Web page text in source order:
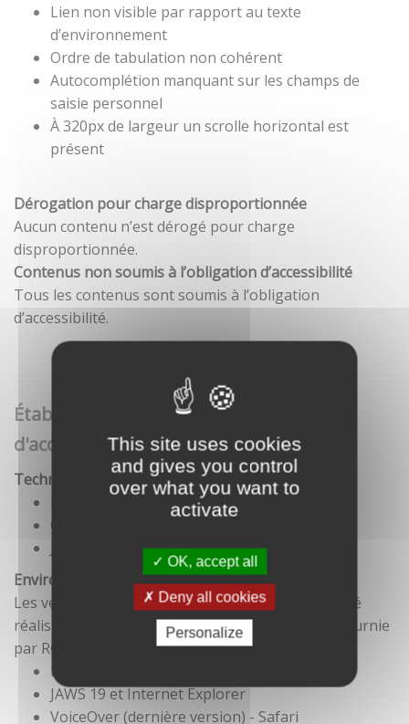
This site uses cookies
and gives you control
over what you want to
activate
OK, accept all
Deny all cookies
Personalize
Lien non visible par rapport au texte
d’environnement
Ordre de tabulation non cohérent
Autocomplétion manquant sur les champs de
saisie personnel
À 320px de largeur un scrolle horizontal est
présent
Dérogation pour charge disproportionnée
Aucun contenu n’est dérogé pour charge
disproportionnée.
Contenus non soumis à l’obligation d’accessibilité
Tous les contenus sont soumis à l’obligation
d’accessibilité.
Établissement de cette déclaration
d'accessibilité
Technologies utilisées pour la réalisation du site
CSS
Environnement de test
Les vérifications de restitution de contenus ont été
réalisées conformément à la base de référence fournie
par RGAA 3.
Firefox et NVDA
JAWS 19 et Internet Explorer
VoiceOver (dernière version) - Safari